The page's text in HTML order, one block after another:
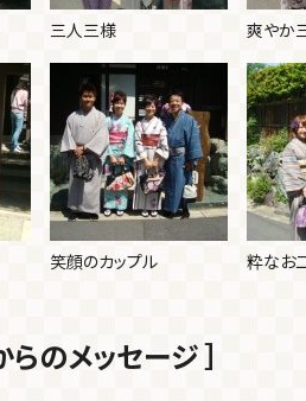
三人三様 爽やか
笑顔のカップル 粋なお
らのメッセージ ］